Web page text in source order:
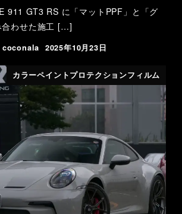
911 GT3 RS に「マットPPF」と「グ
合わせた施工 […]
coconala 2025年10月23日
カラーペイントプロテクションフィルム